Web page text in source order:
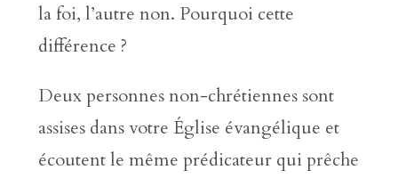
la foi, l’autre non. Pourquoi cette
différence ?
Deux personnes non-chrétiennes sont
assises dans votre Église évangélique et
écoutent le même prédicateur qui prêche